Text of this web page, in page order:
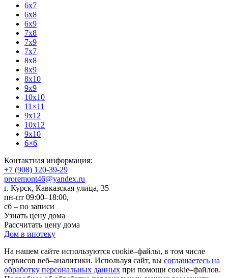
6x7
6x8
6x9
7x8
7x9
7x7
8x8
8x9
8x10
9x9
10x10
11×11
9x12
10x12
9x10
6×6
Контактная информация:
+7 (908) 120-39-29
proremont46@yandex.ru
г. Курск, Кавказская улица, 35
пн-пт 09:00–18:00,
сб – по записи
Узнать цену дома
Рассчитать цену дома
Дом в ипотеку
На нашем сайте используются cookie–файлы, в том числе
сервисов веб–аналитики. Используя сайт, вы соглашаетесь на
обработку персональных данных при помощи cookie–файлов.